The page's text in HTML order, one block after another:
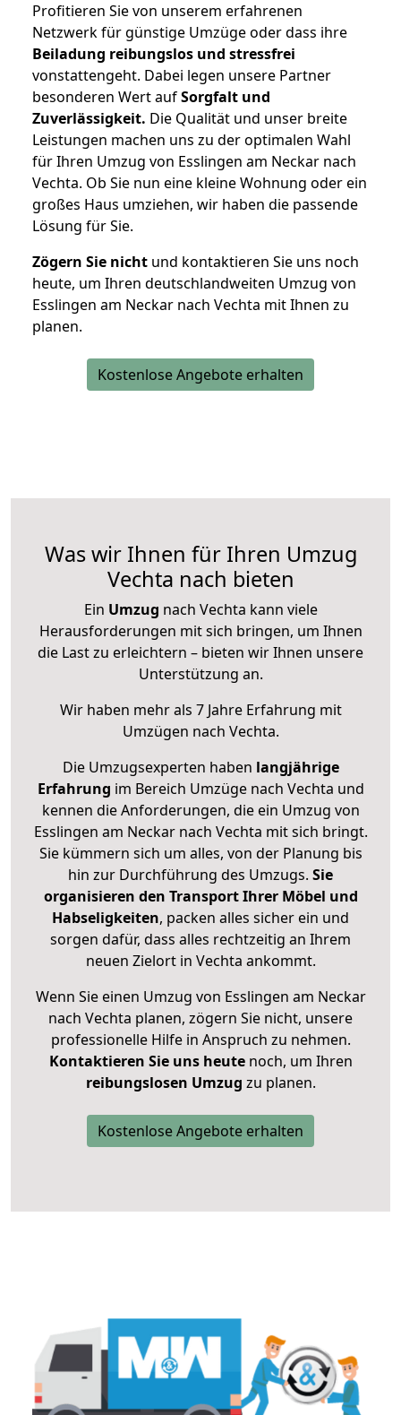
Profitieren Sie von unserem erfahrenen
Netzwerk für günstige Umzüge oder dass ihre
Beiladung reibungslos und stressfrei
vonstattengeht. Dabei legen unsere Partner
besonderen Wert aufSorgfalt und
Zuverlässigkeit. Die Qualität und unser breite
Leistungen machen uns zu der optimalen Wahl
für Ihren Umzug von Esslingen am Neckar nach
Vechta. Ob Sie nun eine kleine Wohnung oder ein
großes Haus umziehen, wir haben die passende
Lösung für Sie.
Zögern Sie nicht und kontaktieren Sie uns noch
heute, um Ihren deutschlandweiten Umzug von
Esslingen am Neckar nach Vechta mit Ihnen zu
planen.
Kostenlose Angebote erhalten
Was wir Ihnen für Ihren Umzug
Vechta nach bieten
Ein Umzug nach Vechta kann viele
Herausforderungen mit sich bringen, um Ihnen
die Last zu erleichtern – bieten wir Ihnen unsere
Unterstützung an.
Wir haben mehr als 7 Jahre Erfahrung mit
Umzügen nach Vechta.
Die Umzugsexperten haben langjährige
Erfahrung im Bereich Umzüge nach Vechta und
kennen die Anforderungen, die ein Umzug von
Esslingen am Neckar nach Vechta mit sich bringt.
Sie kümmern sich um alles, von der Planung bis
hin zur Durchführung des Umzugs. Sie
organisieren den Transport Ihrer Möbel und
Habseligkeiten, packen alles sicher ein und
sorgen dafür, dass alles rechtzeitig an Ihrem
neuen Zielort in Vechta ankommt.
Wenn Sie einen Umzug von Esslingen am Neckar
nach Vechta planen, zögern Sie nicht, unsere
professionelle Hilfe in Anspruch zu nehmen.
Kontaktieren Sie uns heutenoch, um Ihren
reibungslosen Umzug zu planen.
Kostenlose Angebote erhalten